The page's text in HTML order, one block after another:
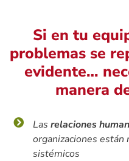
Si en tu
problemas se
evidente…
manera
Lasrelaciones
organizaciones
sistémicos